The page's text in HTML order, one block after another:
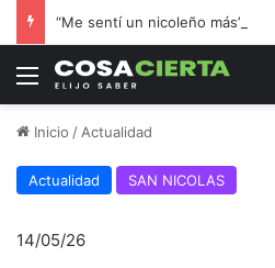
Menú
Inicio / Actualidad
Actualidad SAN NICOLAS
14/05/26